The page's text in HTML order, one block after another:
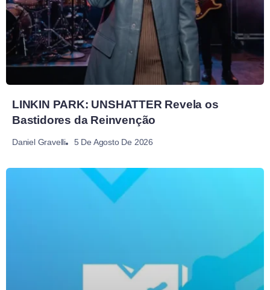
LINKIN PARK: UNSHATTER Revela os
Bastidores da Reinvenção
Daniel Gravelli 5 De Agosto De 2026